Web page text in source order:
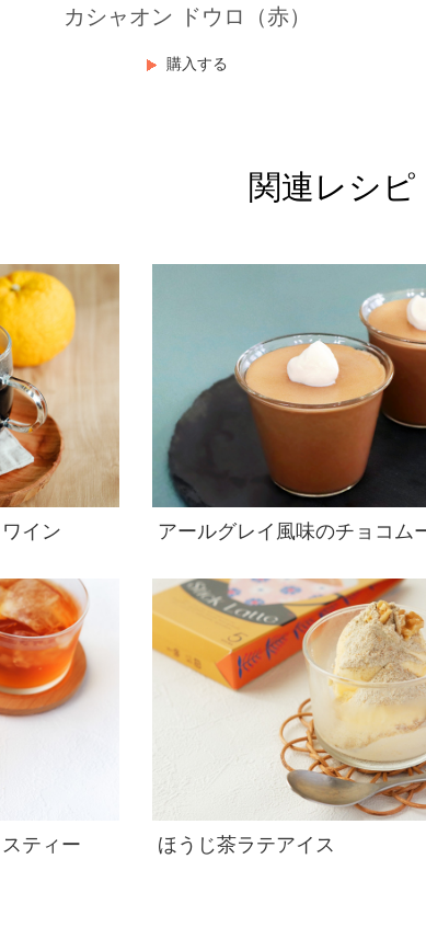
カシャオン ドウロ（赤）
購入する
関連レシピ
イン アールグレイ風味のチョコム
ティー ほうじ茶ラテアイス